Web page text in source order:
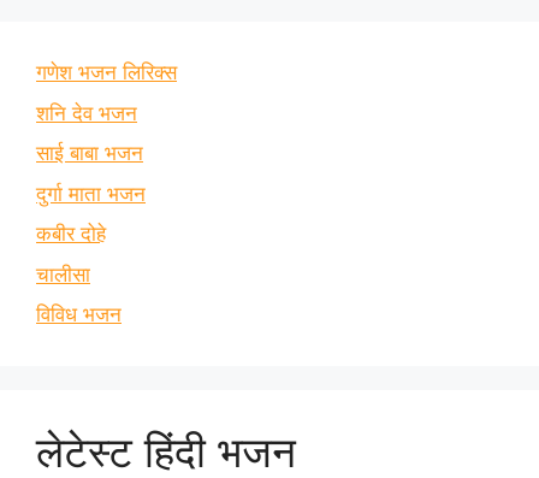
गणेश भजन लिरिक्स
शनि देव भजन
साई बाबा भजन
दुर्गा माता भजन
कबीर दोहे
चालीसा
विविध भजन
लेटेस्ट हिंदी भजन